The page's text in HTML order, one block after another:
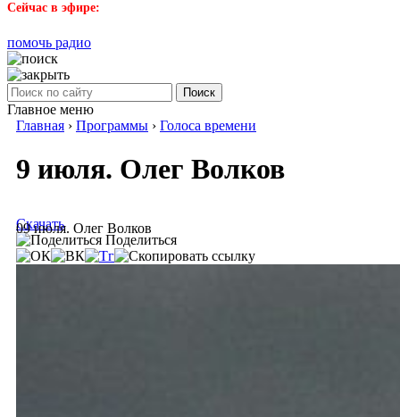
Сейчас в эфире:
помочь радио
Поиск
Главное меню
Главная › Программы › Голоса времени
9 июля. Олег Волков
09 июля. Олег Волков
Скачать
Поделиться